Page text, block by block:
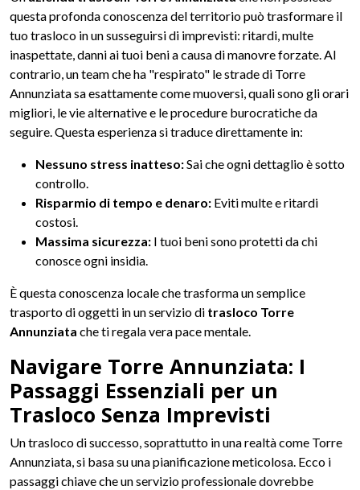
questa profonda conoscenza del territorio può trasformare il
tuo trasloco in un susseguirsi di imprevisti: ritardi, multe
inaspettate, danni ai tuoi beni a causa di manovre forzate. Al
contrario, un team che ha "respirato" le strade di Torre
Annunziata sa esattamente come muoversi, quali sono gli orari
migliori, le vie alternative e le procedure burocratiche da
seguire. Questa esperienza si traduce direttamente in:
Nessuno stress inatteso:Sai che ogni dettaglio è sotto
controllo.
Risparmio di tempo e denaro: Eviti multe e ritardi
costosi.
Massima sicurezza: I tuoi beni sono protetti da chi
conosce ogni insidia.
È questa conoscenza locale che trasforma un semplice
trasporto di oggetti in un servizio di trasloco Torre
Annunziata che ti regala vera pace mentale.
Navigare Torre Annunziata: I
Passaggi Essenziali per un
Trasloco Senza Imprevisti
Un trasloco di successo, soprattutto in una realtà come Torre
Annunziata, si basa su una pianificazione meticolosa. Ecco i
passaggi chiave che un servizio professionale dovrebbe